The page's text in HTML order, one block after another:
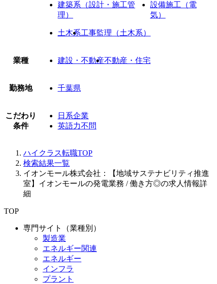
建築系（設計・施工管
理）
設備施工（電
気）
土木系工事監理（土木系）
業種 建設・不動産不動産・住宅
勤務地 千葉県
こだわり
条件
日系企業
英語力不問
ハイクラス転職TOP
検索結果一覧
イオンモール株式会社：【地域サステナビリティ推進
室】イオンモールの発電業務 / 働き方◎の求人情報詳
細
TOP
専門サイト（業種別）
製造業
エネルギー関連
エネルギー
インフラ
プラント